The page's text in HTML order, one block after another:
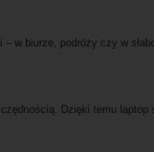
w biurze, podróży czy w
Dzięki temu